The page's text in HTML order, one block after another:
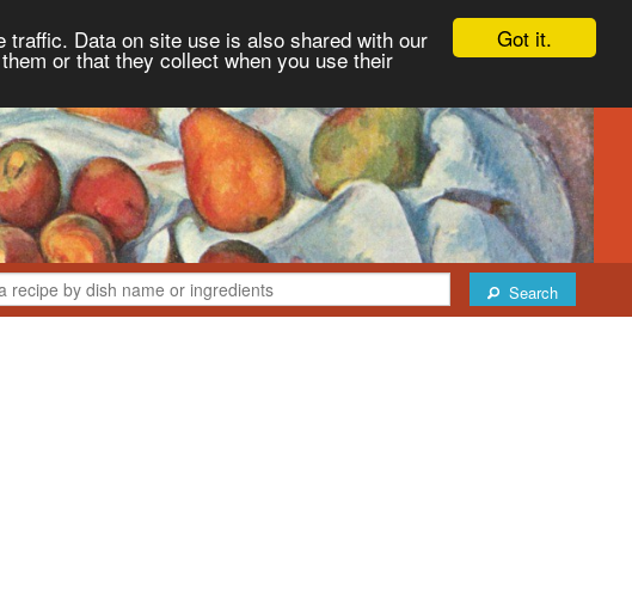
Got it.
Data on site use is also shared with our
or that they collect when you use their
Search